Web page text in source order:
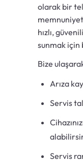
olarak bir
hızlı,
sunmak için
Bize
Arıza
Servis
Servis